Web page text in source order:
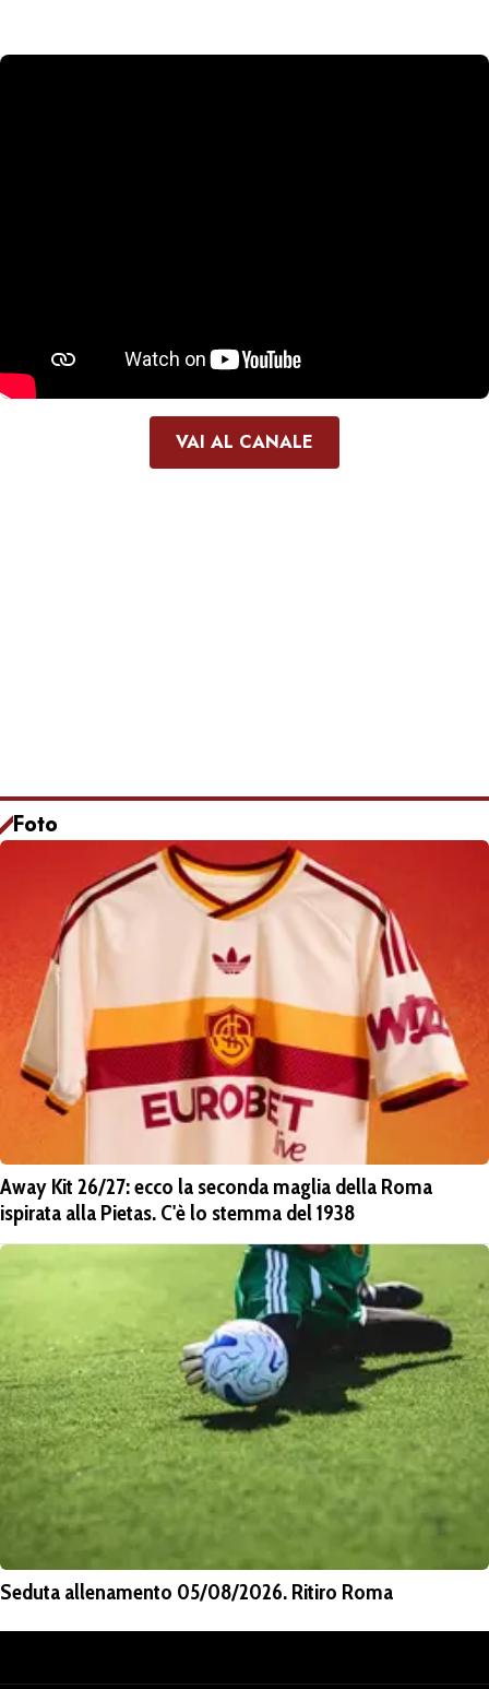
VAI AL CANALE
Foto
Away Kit 26/27: ecco la seconda maglia della Roma
ispirata alla Pietas. C'è lo stemma del 1938
Seduta allenamento 05/08/2026. Ritiro Roma